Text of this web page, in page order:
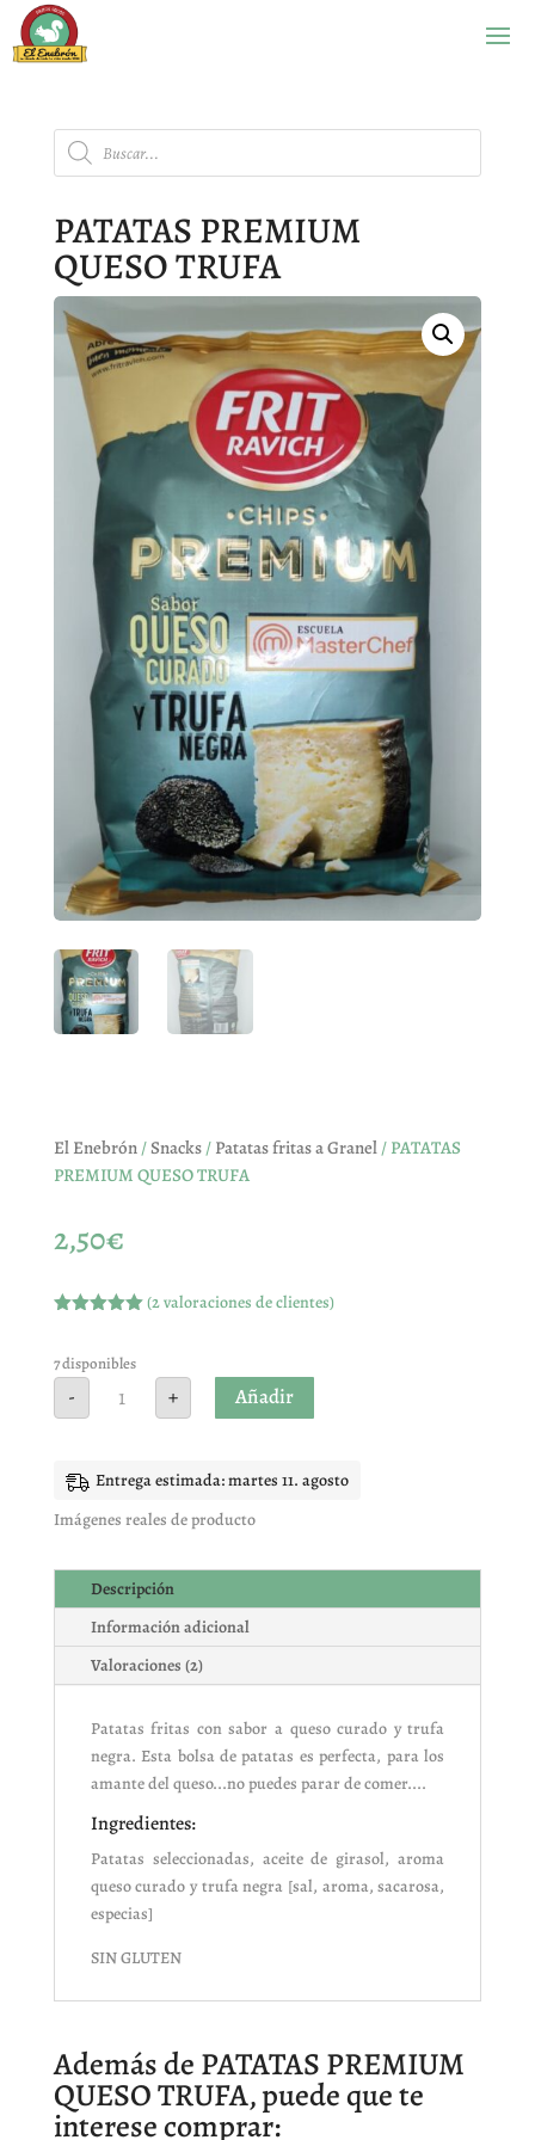
Búsqueda
de
productos
PATATAS PREMIUM
QUESO TRUFA
El Enebrón/ Snacks/ Patatas fritas a Granel/ PATATAS
PREMIUM QUESO TRUFA
2,50€
5 en base
a
valoracione
(2valoraciones de clientes)
7 disponibles
-
PATATAS
PREMIUM+ Añadir
Entrega estimada: martes 11. agosto
Imágenes reales de producto
Descripción
Información adicional
Valoraciones (2)
Patatas fritas con sabor a queso curado y trufa
negra. Esta bolsa de patatas es perfecta, para los
amante del queso...no puedes parar de comer....
Ingredientes:
Patatas seleccionadas, aceite de girasol, aroma
queso curado y trufa negra [sal, aroma, sacarosa,
especias]
SIN GLUTEN
Además de PATATAS PREMIUM
QUESO TRUFA, puede que te
interese comprar: